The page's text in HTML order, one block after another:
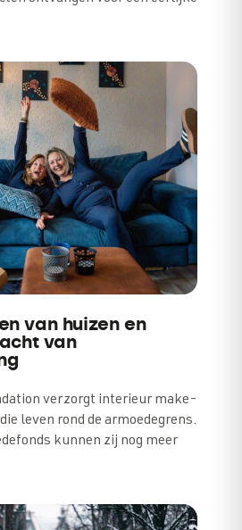
van huizen en
van
verzorgt interieur make-
leven rond de armoedegrens.
kunnen zij nog meer